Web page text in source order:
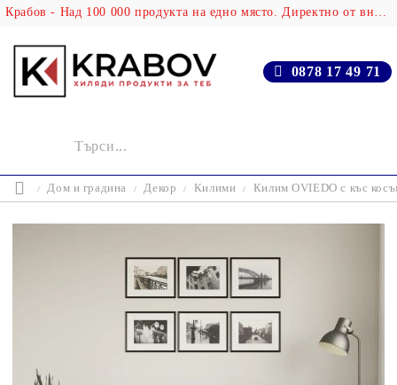
Крабов - Над 100 000 продукта на едно място. Директно от вносителя!
0878 17 49 71
Дом и градина Декор Килими Килим OVIEDO с къс